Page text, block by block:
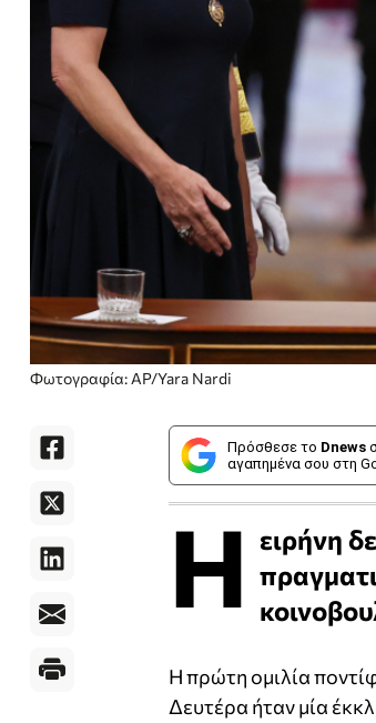
Φωτογραφία: AP/Yara Nardi
Πρόσθεσε το Dnews
αγαπημένα σου στη
Η ειρήνη
Η πρώτη ομιλία
Δευτέρα ήταν μία